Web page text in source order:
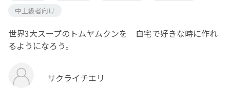
中上級者向け
世界3大スープのトムヤムクンを 自宅で好きな時に作れ
るようになろう。
サクライチエリ